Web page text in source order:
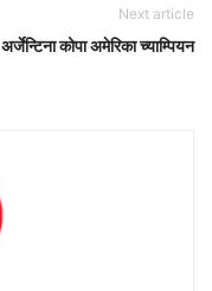
Next article
अर्जेन्टिना कोपा अमेरिका च्याम्पियन